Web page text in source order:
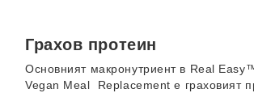
Грахов протеин
Основният макронутриент в Real
Vegan Meal Replacement е граховият